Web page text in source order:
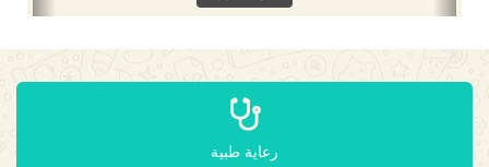
رعاية طبية